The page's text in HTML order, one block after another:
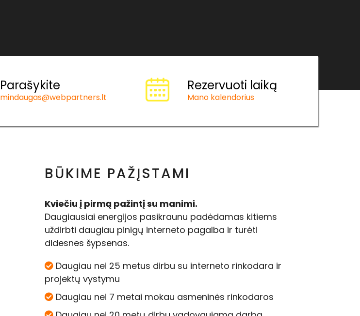
Parašykite
mindaugas@webpartners.lt
Rezervuoti laiką
Mano kalendorius
BŪKIME PAŽĮSTAMI
Kviečiu į pirmą pažintį su manimi.
Daugiausiai energijos pasikraunu padėdamas kitiems
uždirbti daugiau pinigų interneto pagalba ir turėti
didesnes šypsenas.
Daugiau nei 25 metus dirbu su interneto rinkodara ir
projektų vystymu
Daugiau nei 7 metai mokau asmeninės rinkodaros